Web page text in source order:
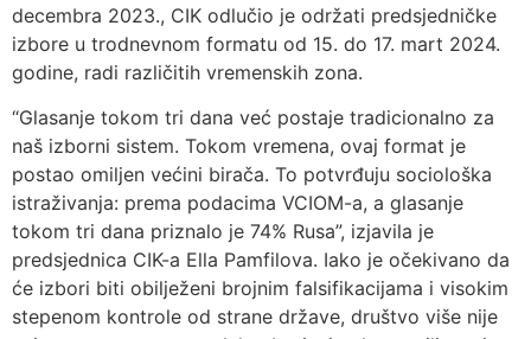
decembra 2023., CIK odlučio je održati predsjedničke
izbore u trodnevnom formatu od 15. do 17. mart 2024.
godine, radi različitih vremenskih zona.
“Glasanje tokom tri dana već postaje tradicionalno za
naš izborni sistem. Tokom vremena, ovaj format je
postao omiljen većini birača. To potvrđuju sociološka
istraživanja: prema podacima VCIOM-a, a glasanje
tokom tri dana priznalo je 74% Rusa”, izjavila je
predsjednica CIK-a Ella Pamfilova. Iako je očekivano da
će izbori biti obilježeni brojnim falsifikacijama i visokim
stepenom kontrole od strane države, društvo više nije